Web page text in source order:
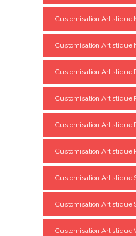
Customisation Artistique
Customisation Artistique
Customisation Artistique
Customisation Artistique
Customisation Artistique
Customisation Artistique
Customisation Artistique
Customisation Artistique
Customisation Artistique